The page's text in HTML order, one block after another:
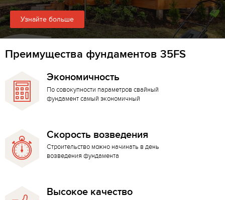
Узнайте больше
Преимущества фундаментов 35FS
Экономичность
По совокупности параметров свайный
фундамент самый экономичный
Скорость возведения
Строительство можно начинать в день
возведения фундамента
Высокое качество